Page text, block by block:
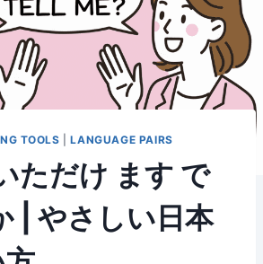
TOOLS |LANGUAGE PAIRS
ただけ ます で
| やさしい日本